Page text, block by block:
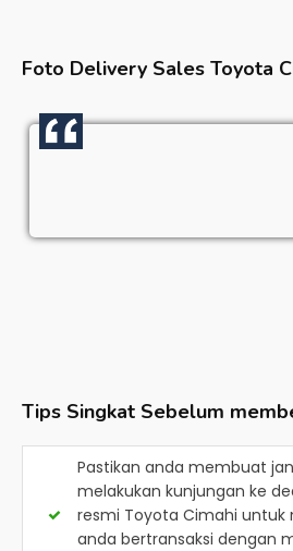
Foto Delivery Sales Toyota
Tips Singkat Sebelum
Pastikan anda membuat
melakukan kunjungan ke
resmi Toyota Cimahi untuk
anda bertransaksi dengan